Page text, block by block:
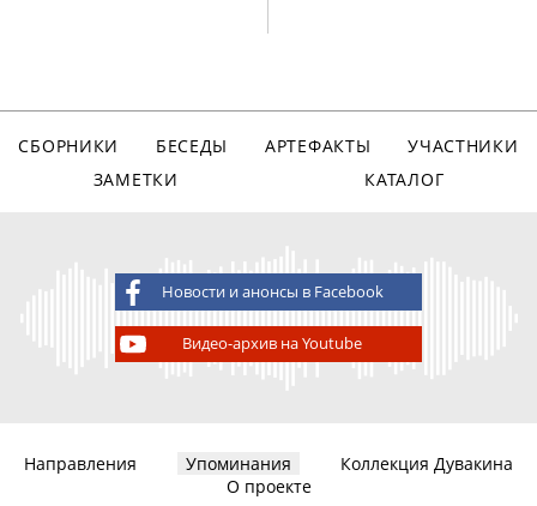
СБОРНИКИ БЕСЕДЫ АРТЕФАКТЫ
УЧАСТНИКИ
ЗАМЕТКИ
КАТАЛОГ
Новости и анонсы в Facebook
Видео-архив на Youtube
Направления Упоминания
Коллекция Дувакина
О проекте